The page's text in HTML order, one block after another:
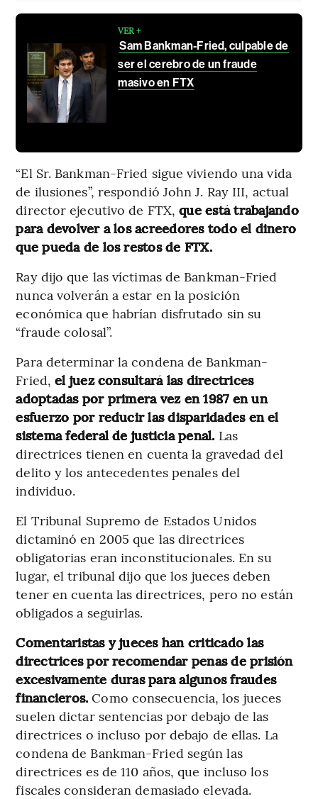
VER +
Sam Bankman-Fried, culpable de
ser el cerebro de un fraude
masivo en FTX
“El Sr. Bankman-Fried sigue viviendo una vida
de ilusiones”, respondió John J. Ray III, actual
director ejecutivo de FTX, que está trabajando
para devolver a los acreedores todo el dinero
que pueda de los restos de FTX.
Ray dijo que las víctimas de Bankman-Fried
nunca volverán a estar en la posición
económica que habrían disfrutado sin su
“fraude colosal”.
Para determinar la condena de Bankman-
Fried,el juez consultará las directrices
adoptadas por primera vez en 1987 en un
esfuerzo por reducir las disparidades en el
sistema federal de justicia penal. Las
directrices tienen en cuenta la gravedad del
delito y los antecedentes penales del
individuo.
El Tribunal Supremo de Estados Unidos
dictaminó en 2005 que las directrices
obligatorias eran inconstitucionales. En su
lugar, el tribunal dijo que los jueces deben
tener en cuenta las directrices, pero no están
obligados a seguirlas.
Comentaristas y jueces han criticado las
directrices por recomendar penas de prisión
excesivamente duras para algunos fraudes
financieros. Como consecuencia, los jueces
suelen dictar sentencias por debajo de las
directrices o incluso por debajo de ellas. La
condena de Bankman-Fried según las
directrices es de 110 años, que incluso los
fiscales consideran demasiado elevada.